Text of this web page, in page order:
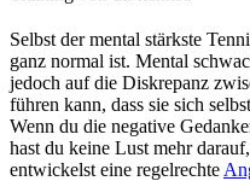
Selbst der mental stärkste
ganz normal ist. Mental
jedoch auf die Diskrepanz
führen kann, dass sie sich
Wenn du die negative
hast du keine Lust mehr
entwickelst eine regelrechte